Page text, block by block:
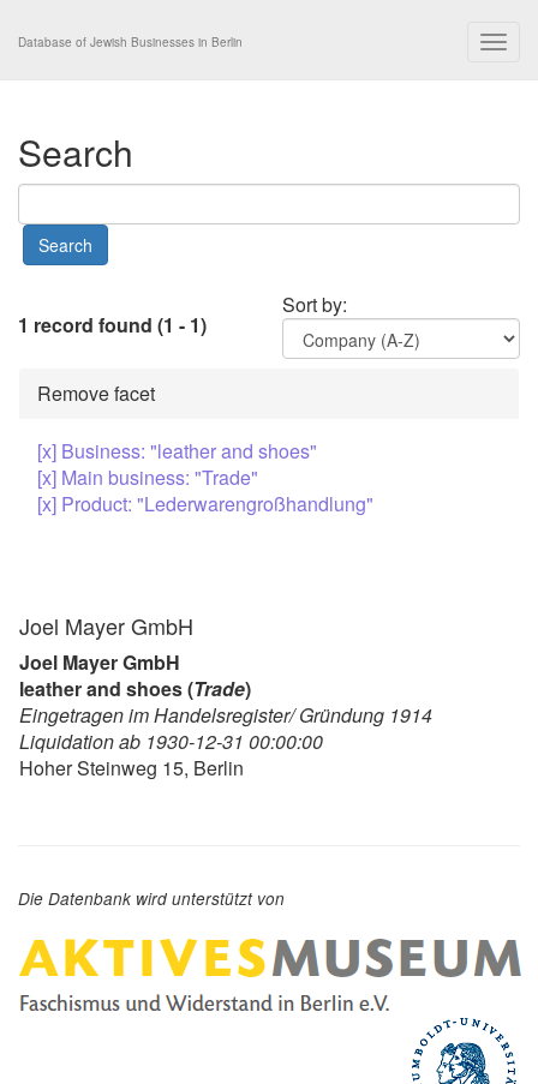
Database of Jewish Businesses in Berlin
Search
Sort by:
1 record found (1 - 1)
Remove facet
[x] Business: "leather and shoes"
[x] Main business: "Trade"
[x] Product: "Lederwarengroßhandlung"
Joel Mayer GmbH
Joel Mayer GmbH
leather and shoes (Trade)
Eingetragen im Handelsregister/ Gründung 1914
Liquidation ab 1930-12-31 00:00:00
Hoher Steinweg 15, Berlin
Die Datenbank wird unterstützt von